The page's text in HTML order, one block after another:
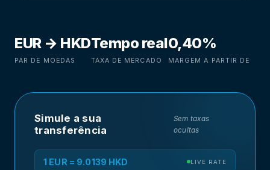
EUR → HKD
PAR DE MOEDAS
Tempo real
TAXA DE MERCADO
0,40%
MARGEM A PARTIR DE
Simule a sua
transferência
Sem taxas
ocultas
1 EUR = 9.0139 HKD LIVE RATE